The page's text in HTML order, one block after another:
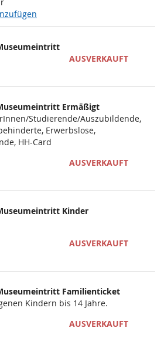
AUSVERKAUFT
Ermäßigt
Studierende/Auszubildende,
Erwerbslose,
HH-Card
AUSVERKAUFT
Kinder
AUSVERKAUFT
Familienticket
Kindern bis 14 Jahre.
AUSVERKAUFT